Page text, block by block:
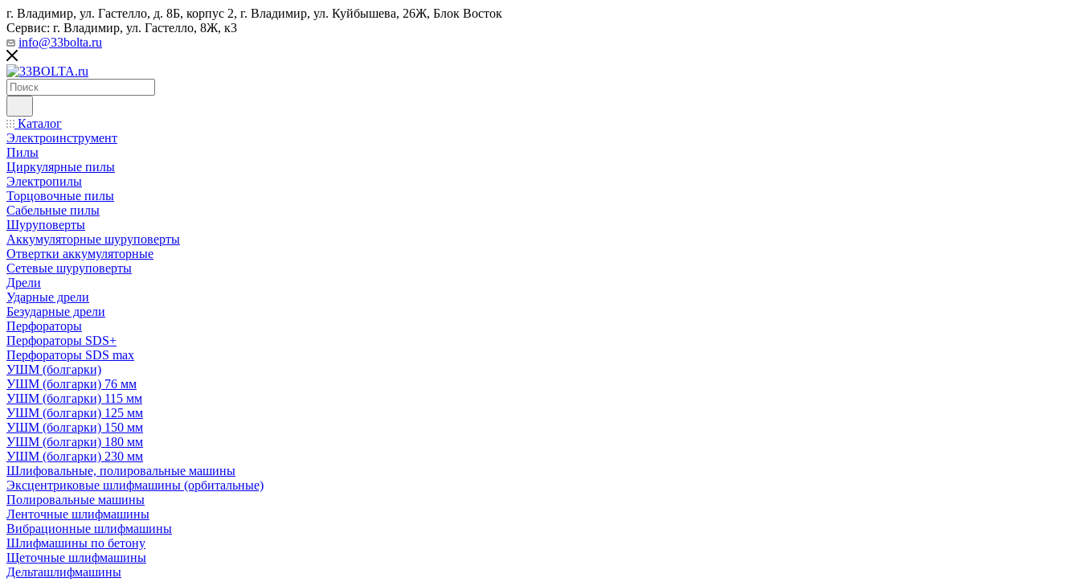
г. Владимир, ул. Гастелло, д. 8Б, корпус 2, г. Владимир, ул. ​Куйбышева, 26Ж, Блок Восток
Сервис: г. Владимир, ул. Гастелло, 8Ж, к3
info@33bolta.ru
Каталог
Электроинструмент
Пилы
Циркулярные пилы
Электропилы
Торцовочные пилы
Сабельные пилы
Шуруповерты
Аккумуляторные шуруповерты
Отвертки аккумуляторные
Сетевые шуруповерты
Дрели
Ударные дрели
Безударные дрели
Перфораторы
Перфораторы SDS+
Перфораторы SDS max
УШМ (болгарки)
УШМ (болгарки) 76 мм
УШМ (болгарки) 115 мм
УШМ (болгарки) 125 мм
УШМ (болгарки) 150 мм
УШМ (болгарки) 180 мм
УШМ (болгарки) 230 мм
Шлифовальные, полировальные машины
Эксцентриковые шлифмашины (орбитальные)
Полировальные машины
Ленточные шлифмашины
Вибрационные шлифмашины
Шлифмашины по бетону
Щеточные шлифмашины
Дельташлифмашины